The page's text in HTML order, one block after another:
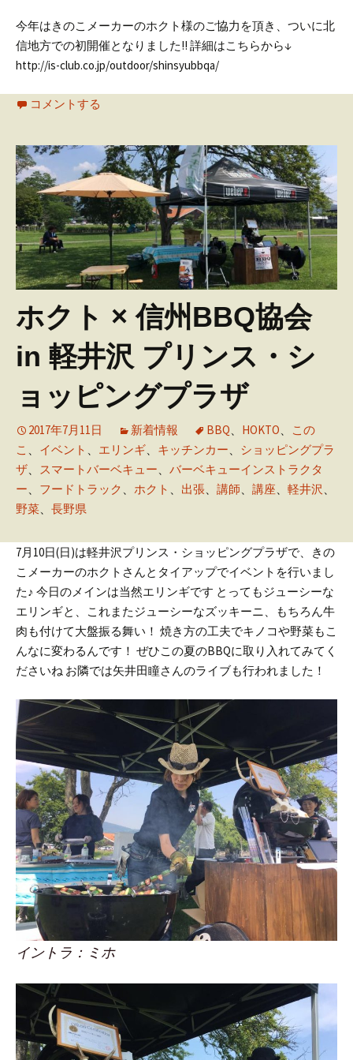
今年はきのこメーカーのホクト様のご協力を頂き、ついに北
信地方での初開催となりました!! 詳細はこちらから↓
http://is-club.co.jp/outdoor/shinsyubbqa/
コメントする
ホクト × 信州BBQ協会
in 軽井沢 プリンス・シ
ョッピングプラザ
2017年7月11日 新着情報 BBQ HOKTO
この
こ
イベント エリンギ キッチンカー
ショッピングプラ
ザ
スマートバーベキュー
バーベキューインストラクタ
ー
フードトラック ホクト 出張 講師 講座 軽井沢
野菜
長野県
7月10日(日)は軽井沢プリンス・ショッピングプラザで、きの
こメーカーのホクトさんとタイアップでイベントを行いまし
た♪ 今日のメインは当然エリンギです とってもジューシーな
エリンギと、これまたジューシーなズッキーニ、もちろん牛
肉も付けて大盤振る舞い！ 焼き方の工夫でキノコや野菜もこ
んなに変わるんです！ ぜひこの夏のBBQに取り入れてみてく
ださいね お隣では矢井田瞳さんのライブも行われました！
イントラ：ミホ